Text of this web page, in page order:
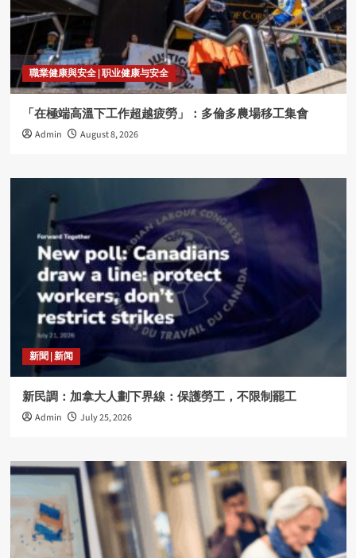
職業健康與安全 | 职业健康与安全
「在極端高溫下工作超越疲勞」：多倫多農場移工集會
Admin August 8, 2026
新聞 | 新闻
新民調：加拿大人劃下界線：保護勞工，不限制罷工
Admin July 25, 2026